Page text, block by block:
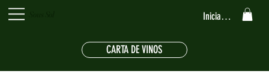
CARTA DE VINOS
Iniciar sesión